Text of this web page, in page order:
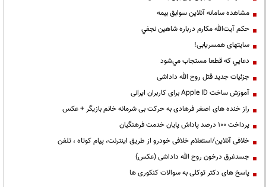
مشاهده سامانه آنلاين سوابق بیمه
حكم آيت‌الله مكارم درباره شاهين نجفي
سایتهای همسریابی!
دعايي كه قطعا مستجاب مي‌شود
جزئیات جدید قتل روح الله داداشی
آموزش ساخت Apple ID برای کاربران ایرانی
راز خنده های اصغر فرهادی به حرکت بی شرمانه خانم بازیگر + عکس
پرداخت ۱۰۰ درصد پاداش پایان خدمت فرهنگیان
خلافی آنلاین/استعلام خلافی خودرو از طریق اینترنت، پیام کوتاه ، تلفن
جسدغرق درخون روح الله داداشی (عکس)
پاسخ های دکتر توکلی به سوالات کنکوری ها